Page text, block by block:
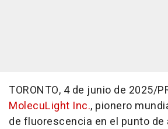
TORONTO, 4 de junio de 2025/
MolecuLight Inc., pionero
de fluorescencia en el punto